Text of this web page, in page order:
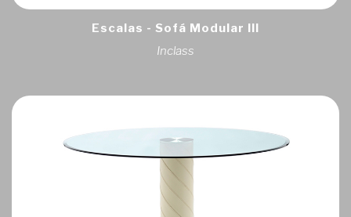
Escalas - Sofá Modular III
Inclass